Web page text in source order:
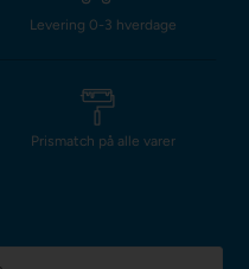
Levering 0-3 hverdage
Prismatch på alle varer